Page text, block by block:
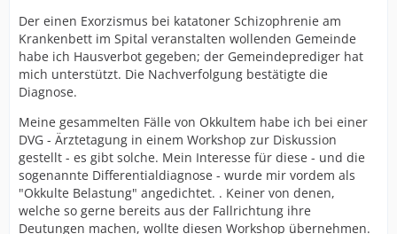
Der einen Exorzismus bei katatoner Schizophrenie am
Krankenbett im Spital veranstalten wollenden Gemeinde
habe ich Hausverbot gegeben; der Gemeindeprediger hat
mich unterstützt. Die Nachverfolgung bestätigte die
Diagnose.
Meine gesammelten Fälle von Okkultem habe ich bei einer
DVG - Ärztetagung in einem Workshop zur Diskussion
gestellt - es gibt solche. Mein Interesse für diese - und die
sogenannte Differentialdiagnose - wurde mir vordem als
"Okkulte Belastung" angedichtet. . Keiner von denen,
welche so gerne bereits aus der Fallrichtung ihre
Deutungen machen, wollte diesen Workshop übernehmen.